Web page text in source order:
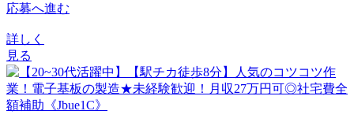
応募へ進む
詳しく
見る